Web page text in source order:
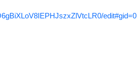
へっ
edit#gid=0